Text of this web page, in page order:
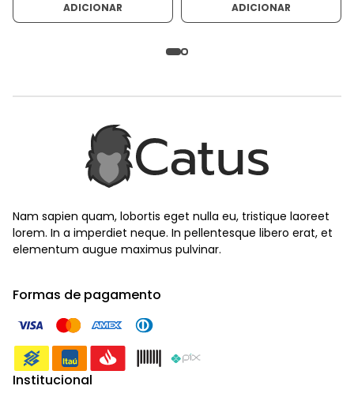
ADICIONAR ADICIONAR
Nam sapien quam, lobortis eget nulla eu, tristique laoreet
lorem. In a imperdiet neque. In pellentesque libero erat, et
elementum augue maximus pulvinar.
Formas de pagamento
Institucional